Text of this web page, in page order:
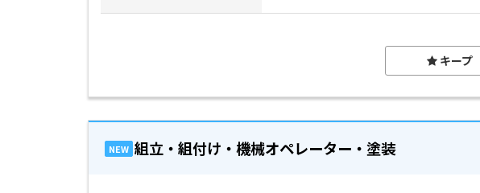
キープ
NEW 組立・組付け・機械オペレーター・塗装